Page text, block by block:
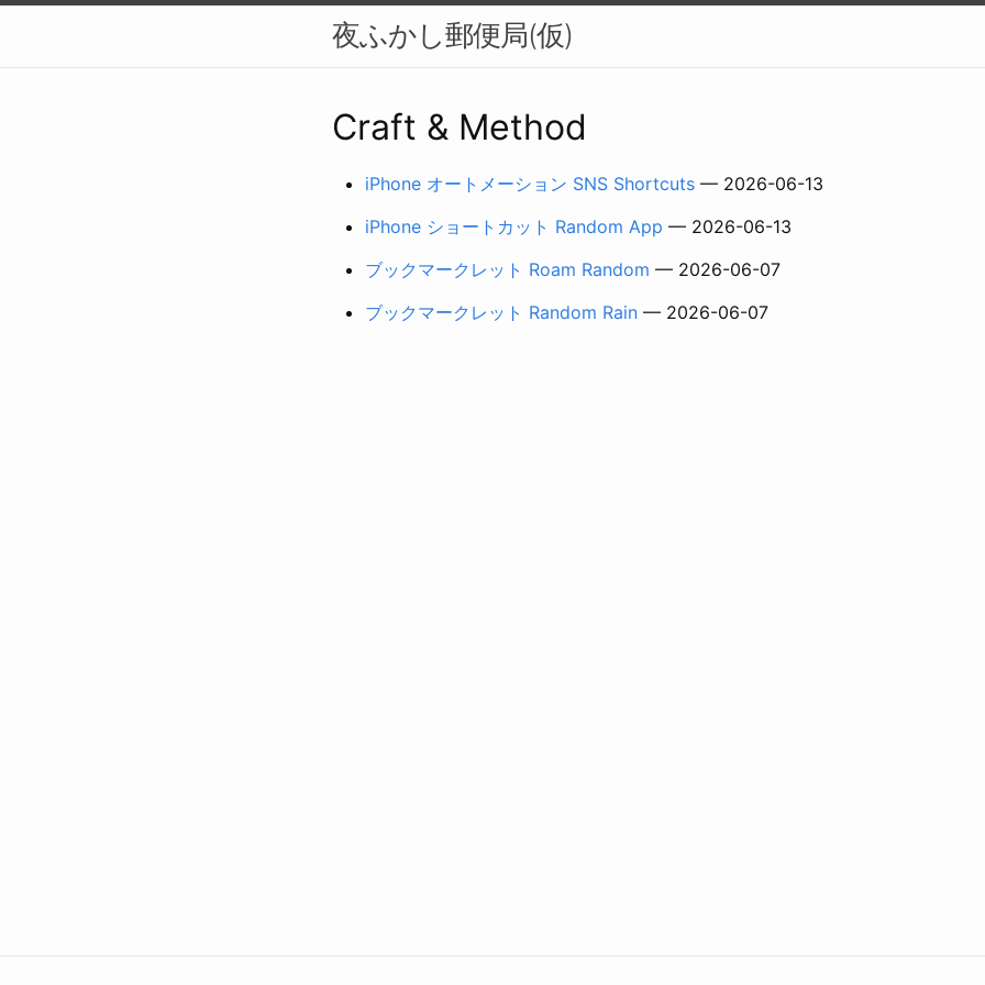
夜ふかし郵便局(仮)
Craft & Method
iPhone オートメーション SNS Shortcuts — 2026-06-13
iPhone ショートカット Random App — 2026-06-13
ブックマークレット Roam Random — 2026-06-07
ブックマークレット Random Rain — 2026-06-07